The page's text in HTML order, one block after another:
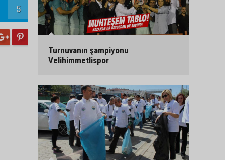
5
Turnuvanın şampiyonu
Velihimmetlispor